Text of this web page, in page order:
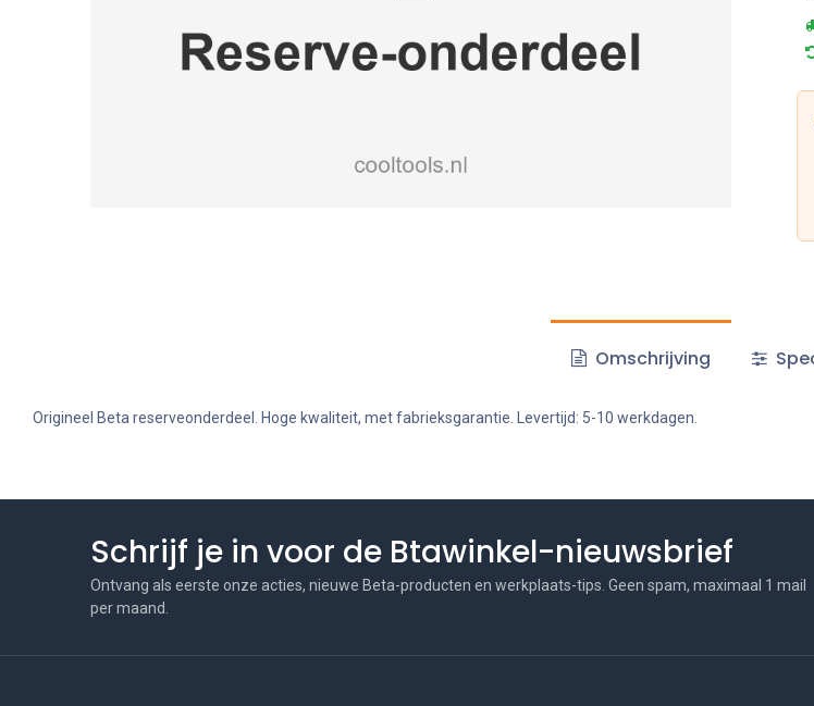
Omschrijving
Origineel Beta reserveonderdeel. Hoge kwaliteit, met fabrieksgarantie. Levertijd: 5-10 werkdagen.
Schrijf je in voor de Btawinkel-nieuwsbrief
Ontvang als eerste onze acties, nieuwe Beta-producten en werkplaats-tips. Geen spam, maximaal 1 mail
per maand.